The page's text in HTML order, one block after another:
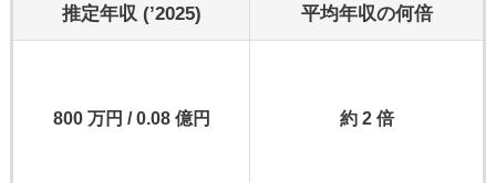
推定年収 (’2025) 平均年収の何倍
800 万円 / 0.08 億円 約 2 倍